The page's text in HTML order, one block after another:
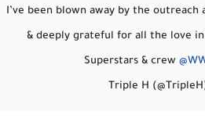
I’ve been blown away by the
& deeply grateful for all the love
Superstars & crew